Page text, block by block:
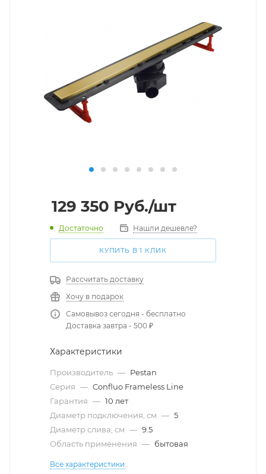
129 350 Руб./шт
Достаточно Нашли дешевле?
КУПИТЬ В 1 КЛИК
Рассчитать доставку
Хочу в подарок
Самовывоз сегодня - бесплатно
Доставка завтра - 500 ₽
Характеристики
Производитель — Pestan
Серия — Confluo Frameless Line
Гарантия — 10 лет
Диаметр подключения, см — 5
Диаметр слива, см — 9.5
Область применения — бытовая
Все характеристики